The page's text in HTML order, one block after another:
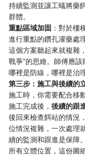
持續監測並讓工蟻將藥
群體。
重點區域加固 ：對於樓
進行重點的鑽孔灌藥處
這個方案聽起來就複雜
戰爭”的思維。師傅應
哪裡是防線，哪裡是治
第三步：施工與後續的
施工時，你需要配合移
施工完成後，後續的跟
後回來檢查餌站的情況
位情況複雜，一次處理
續的監測和跟進是保障
所有立體位置，這份圖